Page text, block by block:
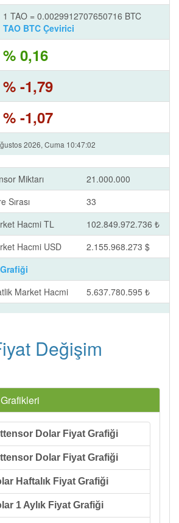
1 TAO = 0.0029912707650716 BTC
TAO BTC Çevirici
% 0,16
% -1,79
% -1,07
2026, Cuma 10:47:02
Miktarı
21.000.000
Sırası
33
Hacmi TL
102.849.972.736 ₺
Hacmi USD
2.155.968.273 $
Market Hacmi
5.637.780.595 ₺
Değişim
Dolar Fiyat Grafiği
Dolar Fiyat Grafiği
Haftalık Fiyat Grafiği
1 Aylık Fiyat Grafiği